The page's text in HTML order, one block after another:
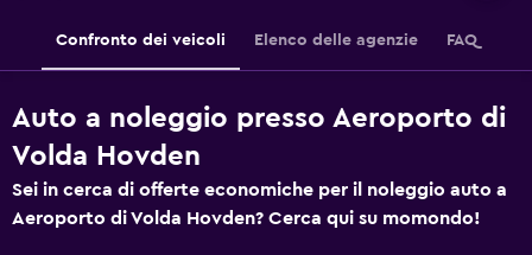
Confronto dei veicoli Elenco delle agenzie FAQ
Auto a noleggio presso Aeroporto di
Volda Hovden
Sei in cerca di offerte economiche per il noleggio auto a
Aeroporto di Volda Hovden? Cerca qui su momondo!